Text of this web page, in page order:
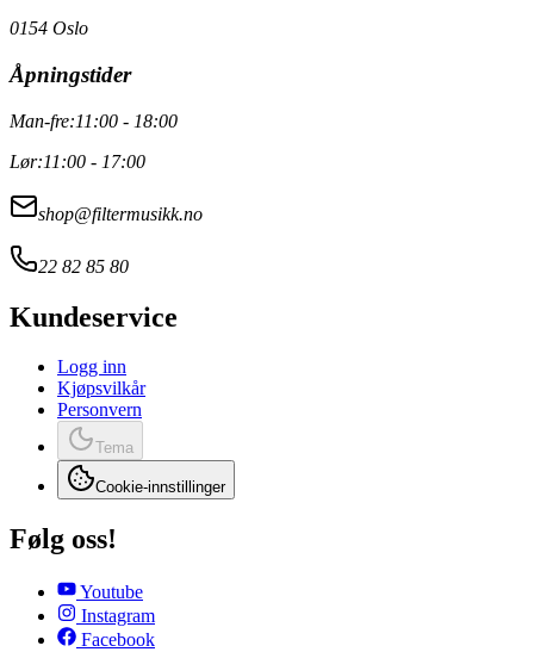
0154 Oslo
Åpningstider
Man-fre:11:00 - 18:00
Lør:11:00 - 17:00
shop@filtermusikk.no
22 82 85 80
Kundeservice
Logg inn
Kjøpsvilkår
Personvern
Tema
Cookie-innstillinger
Følg oss!
Youtube
Instagram
Facebook